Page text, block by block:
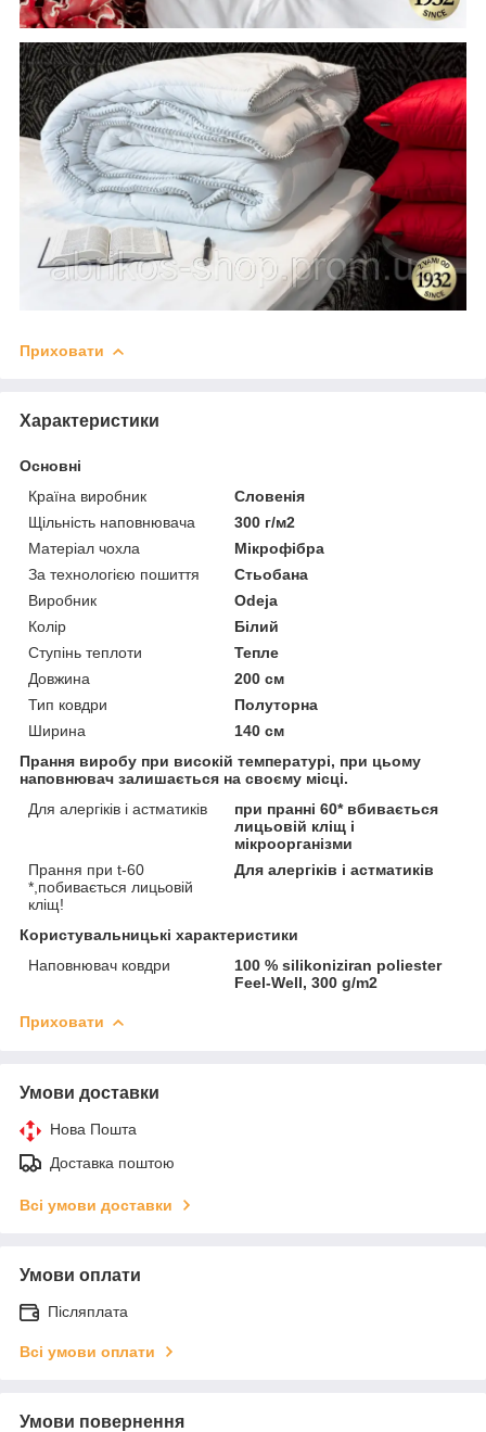
Приховати
Характеристики
Основні
Країна виробник
Словенія
Щільність наповнювача
300 г/м2
Матеріал чохла
Мікрофібра
За технологією пошиття
Стьобана
Виробник
Odeja
Колір
Білий
Ступінь теплоти
Тепле
Довжина
200 см
Тип ковдри
Полуторна
Ширина
140 см
Прання виробу при високій температурі, при цьому
наповнювач залишається на своєму місці.
Для алергіків і астматиків
при пранні 60* вбивається
лицьовій кліщ і
мікроорганізми
Прання при t-60
*,побивається лицьовій
кліщ!
Для алергіків і астматиків
Користувальницькі характеристики
Наповнювач ковдри
100 % silikoniziran poliester
Feel-Well, 300 g/m2
Приховати
Умови доставки
Нова Пошта
Доставка поштою
Всі умови доставки
Умови оплати
Післяплата
Всі умови оплати
Умови повернення